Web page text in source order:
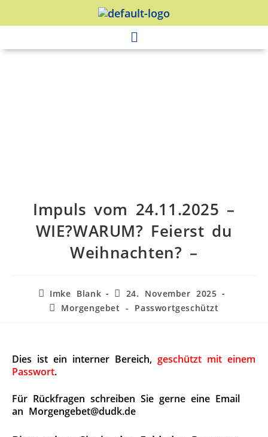
Impuls vom 24.11.2025 –
WIE?WARUM? Feierst du
Weihnachten? –
Imke Blank
24. November 2025
Morgengebet - Passwortgeschützt
Dies ist ein interner Bereich, geschützt mit einem
Passwort.
Für Rückfragen schreiben Sie gerne eine Email
an Morgengebet@dudk.de